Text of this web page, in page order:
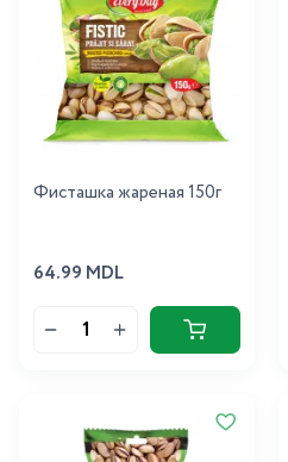
Фисташка жареная 150г
64.99 MDL